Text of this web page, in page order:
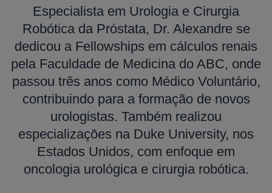
Especialista em Urologia e Cirurgia
Robótica da Próstata, Dr. Alexandre se
dedicou a Fellowships em cálculos renais
pela Faculdade de Medicina do ABC, onde
passou três anos como Médico Voluntário,
contribuindo para a formação de novos
urologistas. Também realizou
especializações na Duke University, nos
Estados Unidos, com enfoque em
oncologia urológica e cirurgia robótica.